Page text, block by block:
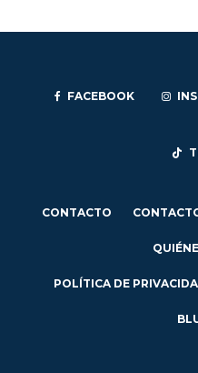
FACEBOOK
CONTACTO
POLÍTICA DE